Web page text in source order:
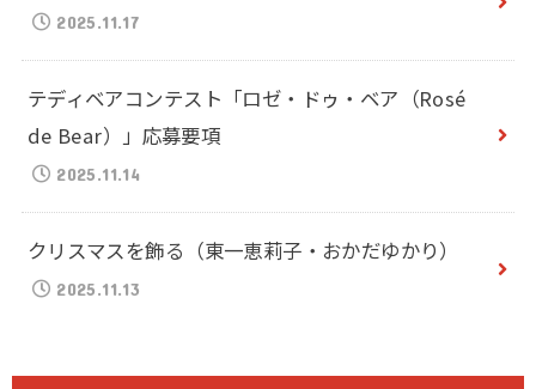
2025.11.17
テディベアコンテスト「ロゼ・ドゥ・ベア（Rosé
de Bear）」応募要項
2025.11.14
クリスマスを飾る（東一恵莉子・おかだゆかり）
2025.11.13